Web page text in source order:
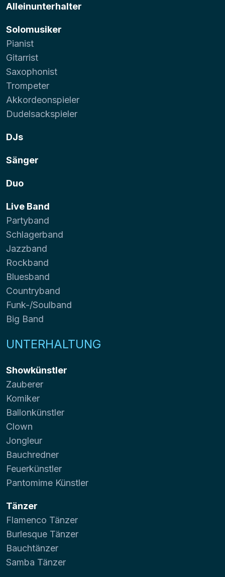
Alleinunterhalter
Solomusiker
Pianist
Gitarrist
Saxophonist
Trompeter
Akkordeonspieler
Dudelsackspieler
DJs
Sänger
Duo
Live Band
Partyband
Schlagerband
Jazzband
Rockband
Bluesband
Countryband
Funk-/Soulband
Big Band
UNTERHALTUNG
Showkünstler
Zauberer
Komiker
Ballonkünstler
Clown
Jongleur
Bauchredner
Feuerkünstler
Pantomime Künstler
Tänzer
Flamenco Tänzer
Burlesque Tänzer
Bauchtänzer
Samba Tänzer